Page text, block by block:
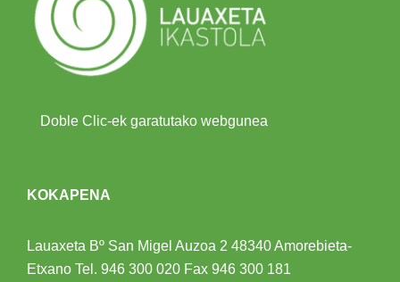
Doble Clic-ek garatutako webgunea
KOKAPENA
Lauaxeta Bº San Migel Auzoa 2 48340 Amorebieta-
Etxano Tel. 946 300 020 Fax 946 300 181